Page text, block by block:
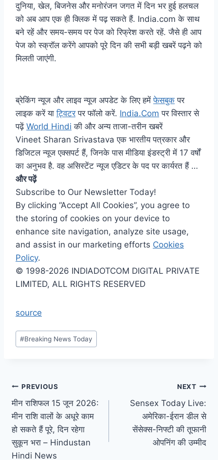
दुनिया, खेल, बिजनेस और मनोरंजन जगत में दिन भर हुई हलचल
को अब आप एक ही क्लिक में पढ़ सकते हैं. India.comके साथ
बने रहें और समय-समय पर पेज को रिफ्रेश करते रहें. जैसे ही आप
पेज को स्क्रॉल करेंगे आपको पूरे दिन की सभी बड़ी खबरें पढ़ने को
मिलती जाएंगी.
ब्रेकिंग न्यूज और लाइव न्यूज अपडेट के लिए हमेंफेसबुक पर
लाइक करें याट्विटरपर फॉलो करें. India.Com पर विस्तार से
पढ़ें World Hindi की और अन्य ताजा-तरीन खबरें
Vineet Sharan Srivastava एक भारतीय पत्रकार और
डिजिटल न्यूज एक्सपर्ट हैं, जिनके पास मीडिया इंडस्ट्री में 17 वर्षों
का अनुभव है. वह असिस्टेंट न्यूज एडिटर के पद पर कार्यरत हैं …
और पढ़ें
Subscribe to Our Newsletter Today!
By clicking “Accept All Cookies”, you agree to
the storing of cookies on your device to
enhance site navigation, analyze site usage,
and assist in our marketing efforts Cookies
Policy.
© 1998-2026 INDIADOTCOM DIGITAL PRIVATE
LIMITED, ALL RIGHTS RESERVED
source
Post
Tags:
#Breaking News Today
Post
navigation
PREVIOUS
मीन राशिफल 15 जून 2026:
मीन राशि वालों के अधूरे काम
हो सकते हैं पूरे, दिन रहेगा
सुकून भरा – Hindustan
Hindi News
NEXT
Sensex Today Live:
अमेरिका-ईरान डील से
सेंसेक्स-निफ्टी की तूफानी
ओपनिंग की उम्मीद